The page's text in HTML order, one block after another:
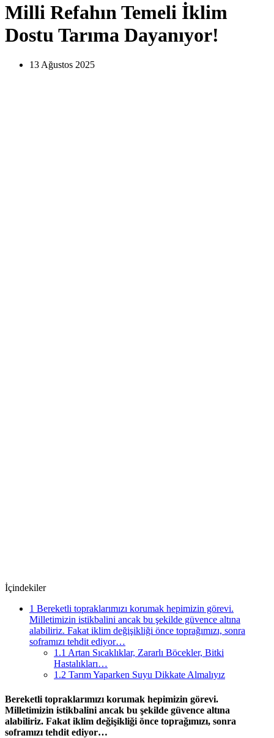
Milli Refahın Temeli İklim
Dostu Tarıma Dayanıyor!
13 Ağustos 2025
İçindekiler
1 Bereketli topraklarımızı korumak hepimizin görevi.
Milletimizin istikbalini ancak bu şekilde güvence altına
alabiliriz. Fakat iklim değişikliği önce toprağımızı, sonra
soframızı tehdit ediyor…
1.1 Artan Sıcaklıklar, Zararlı Böcekler, Bitki
Hastalıkları…
1.2 Tarım Yaparken Suyu Dikkate Almalıyız
Bereketli topraklarımızı korumak hepimizin görevi.
Milletimizin istikbalini ancak bu şekilde güvence altına
alabiliriz. Fakat iklim değişikliği önce toprağımızı, sonra
soframızı tehdit ediyor…